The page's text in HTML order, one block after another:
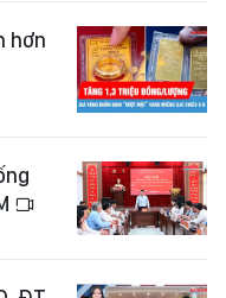
hơn